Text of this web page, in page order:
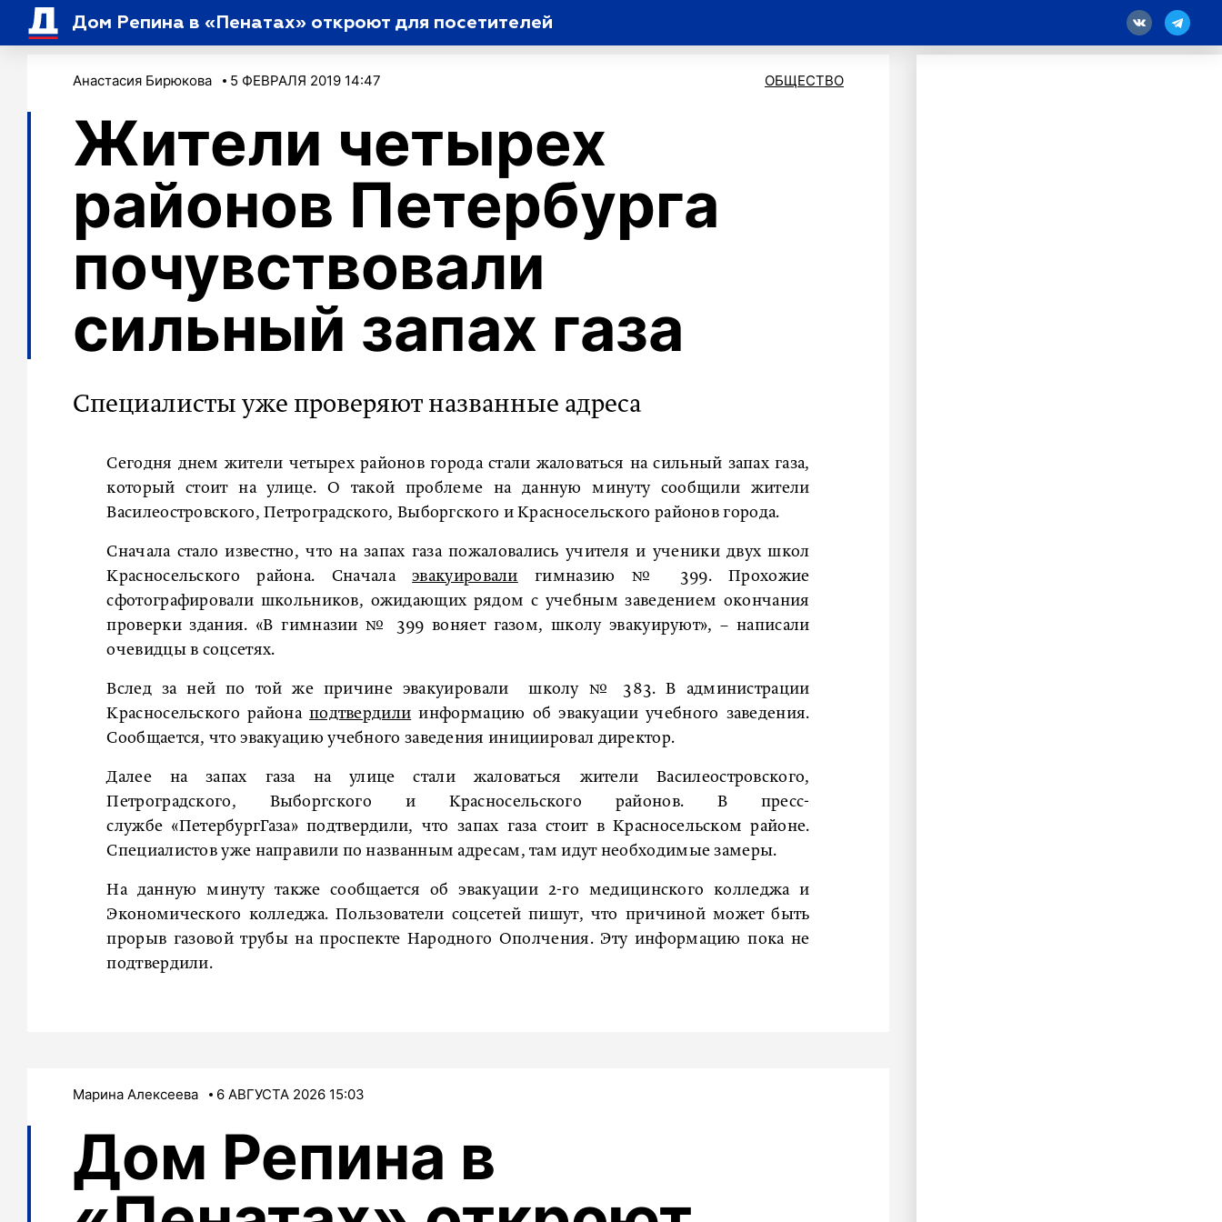
Дом Репина в «Пенатах» откроют для посетителей
Анастасия Бирюкова 5 ФЕВРАЛЯ 2019 14:47 ОБЩЕСТВО
Жители четырех
районов Петербурга
почувствовали
сильный запах газа
Специалисты уже проверяют названные адреса
Сегодня днем жители четырех районов города стали жаловаться на сильный запах газа,
который стоит на улице. О такой проблеме на данную минуту сообщили жители
Василеостровского, Петроградского, Выборгского и Красносельского районов города.
Сначала стало известно, что на запах газа пожаловались учителя и ученики двух школ
Красносельского района. Сначалаэвакуировали гимназию № 399. Прохожие
сфотографировали школьников, ожидающих рядом с учебным заведением окончания
проверки здания. «В гимназии № 399 воняет газом, школу эвакуируют», – написали
очевидцы в соцсетях.
Вслед за ней по той же причине эвакуировали школу № 383. В администрации
Красносельского района подтвердили информацию об эвакуации учебного заведения.
Сообщается, что эвакуацию учебного заведения инициировал директор.
Далее на запах газа на улице стали жаловаться жители Василеостровского,
Петроградского, Выборгского и Красносельского районов. В пресс-
службе «ПетербургГаза» подтвердили, что запах газа стоит в Красносельском районе.
Специалистов уже направили по названным адресам, там идут необходимые замеры.
На данную минуту также сообщается об эвакуации 2-го медицинского колледжа и
Экономического колледжа. Пользователи соцсетей пишут, что причиной может быть
прорыв газовой трубы на проспекте Народного Ополчения. Эту информацию пока не
подтвердили.
Марина Алексеева 6 АВГУСТА 2026 15:03
Дом Репина в